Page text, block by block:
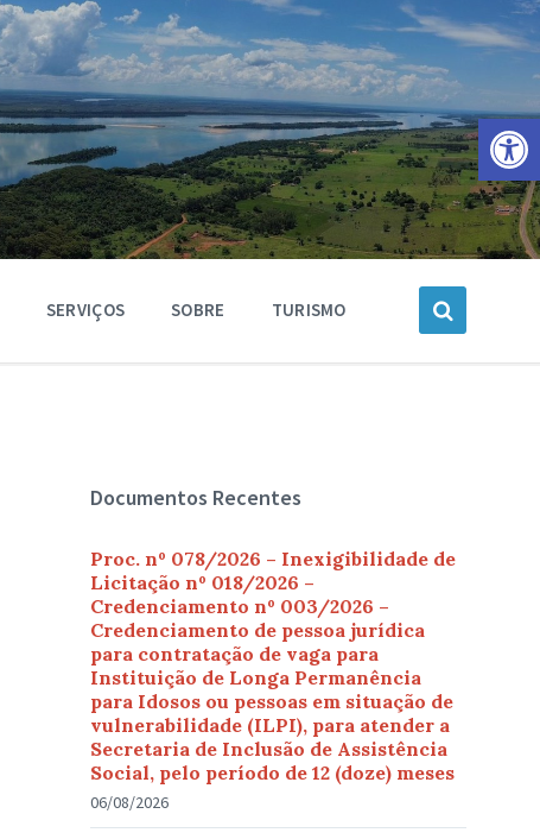
Barra de Ferramentas Aberta
SERVIÇOS SOBRE TURISMO
Documentos Recentes
Proc. nº 078/2026 – Inexigibilidade de
Licitação nº 018/2026 –
Credenciamento nº 003/2026 –
Credenciamento de pessoa jurídica
para contratação de vaga para
Instituição de Longa Permanência
para Idosos ou pessoas em situação de
vulnerabilidade (ILPI), para atender a
Secretaria de Inclusão de Assistência
Social, pelo período de 12 (doze) meses
06/08/2026